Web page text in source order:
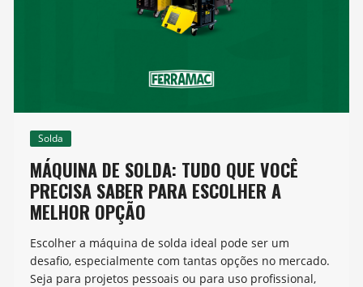
Solda
MÁQUINA DE SOLDA: TUDO QUE VOCÊ
PRECISA SABER PARA ESCOLHER A
MELHOR OPÇÃO
Escolher a máquina de solda ideal pode ser um
desafio, especialmente com tantas opções no mercado.
Seja para projetos pessoais ou para uso profissional,